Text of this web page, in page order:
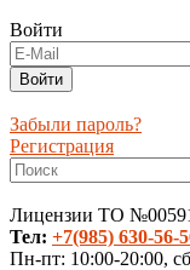
Войти
Забыли пароль?
Регистрация
Лицензии ТО
Тел: +7(985) 630-56-
Пн-пт: 10:00-20:00,